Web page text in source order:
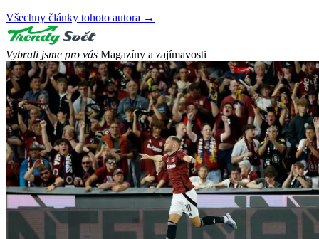
Všechny články tohoto autora →
Vybrali jsme pro vás Magazíny a zajímavosti